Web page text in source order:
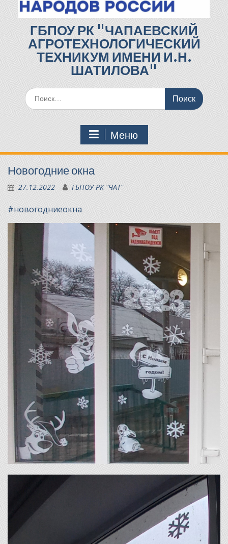
ГБПОУ РК "ЧАПАЕВСКИЙ
АГРОТЕХНОЛОГИЧЕСКИЙ
ТЕХНИКУМ ИМЕНИ И.Н.
ШАТИЛОВА"
Поиск
по:
Меню
Новогодние окна
27.12.2022 ГБПОУ РК "ЧАТ"
#новогодниеокна